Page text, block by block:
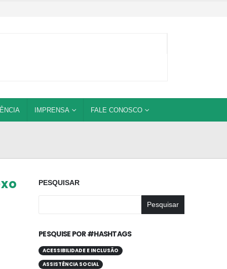
IMPRENSA FALE CONOSCO
PESQUISAR
Pesquisar
PESQUISE POR #HASHTAGS
ACESSIBILIDADE E INCLUSÃO
ASSISTÊNCIA SOCIAL